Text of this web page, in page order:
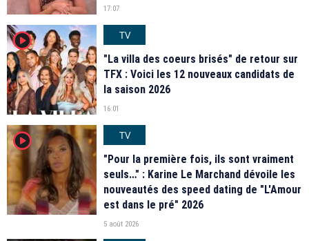
17:07
player2
TV
"La villa des coeurs brisés" de retour sur
TFX : Voici les 12 nouveaux candidats de
la saison 2026
16:01
player2
TV
"Pour la première fois, ils sont vraiment
seuls…" : Karine Le Marchand dévoile les
nouveautés des speed dating de "L'Amour
est dans le pré" 2026
5 août 2026